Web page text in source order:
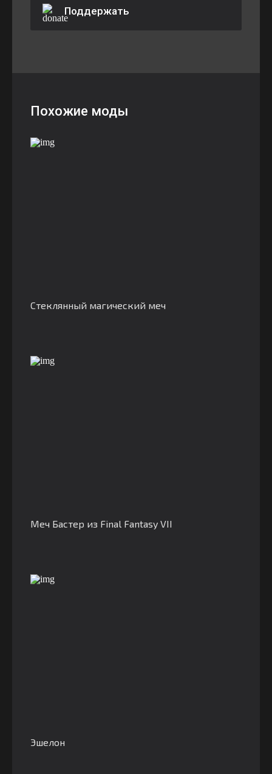
Поддержать
Похожие моды
Стеклянный магический меч
Меч Бастер из Final Fantasy VII
Эшелон